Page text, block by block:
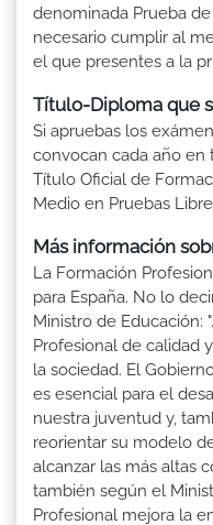
denominada Prueba
necesario cumplir al
el que presentes a la
Título-Diploma que
Si apruebas los
convocan cada año en
Título Oficial de
Medio en Pruebas
Más información
La Formación
para España. No lo
Ministro de Educación:
Profesional de calidad
la sociedad. El
es esencial para el
nuestra juventud y,
reorientar su modelo
alcanzar las más altas
también según el
Profesional mejora la